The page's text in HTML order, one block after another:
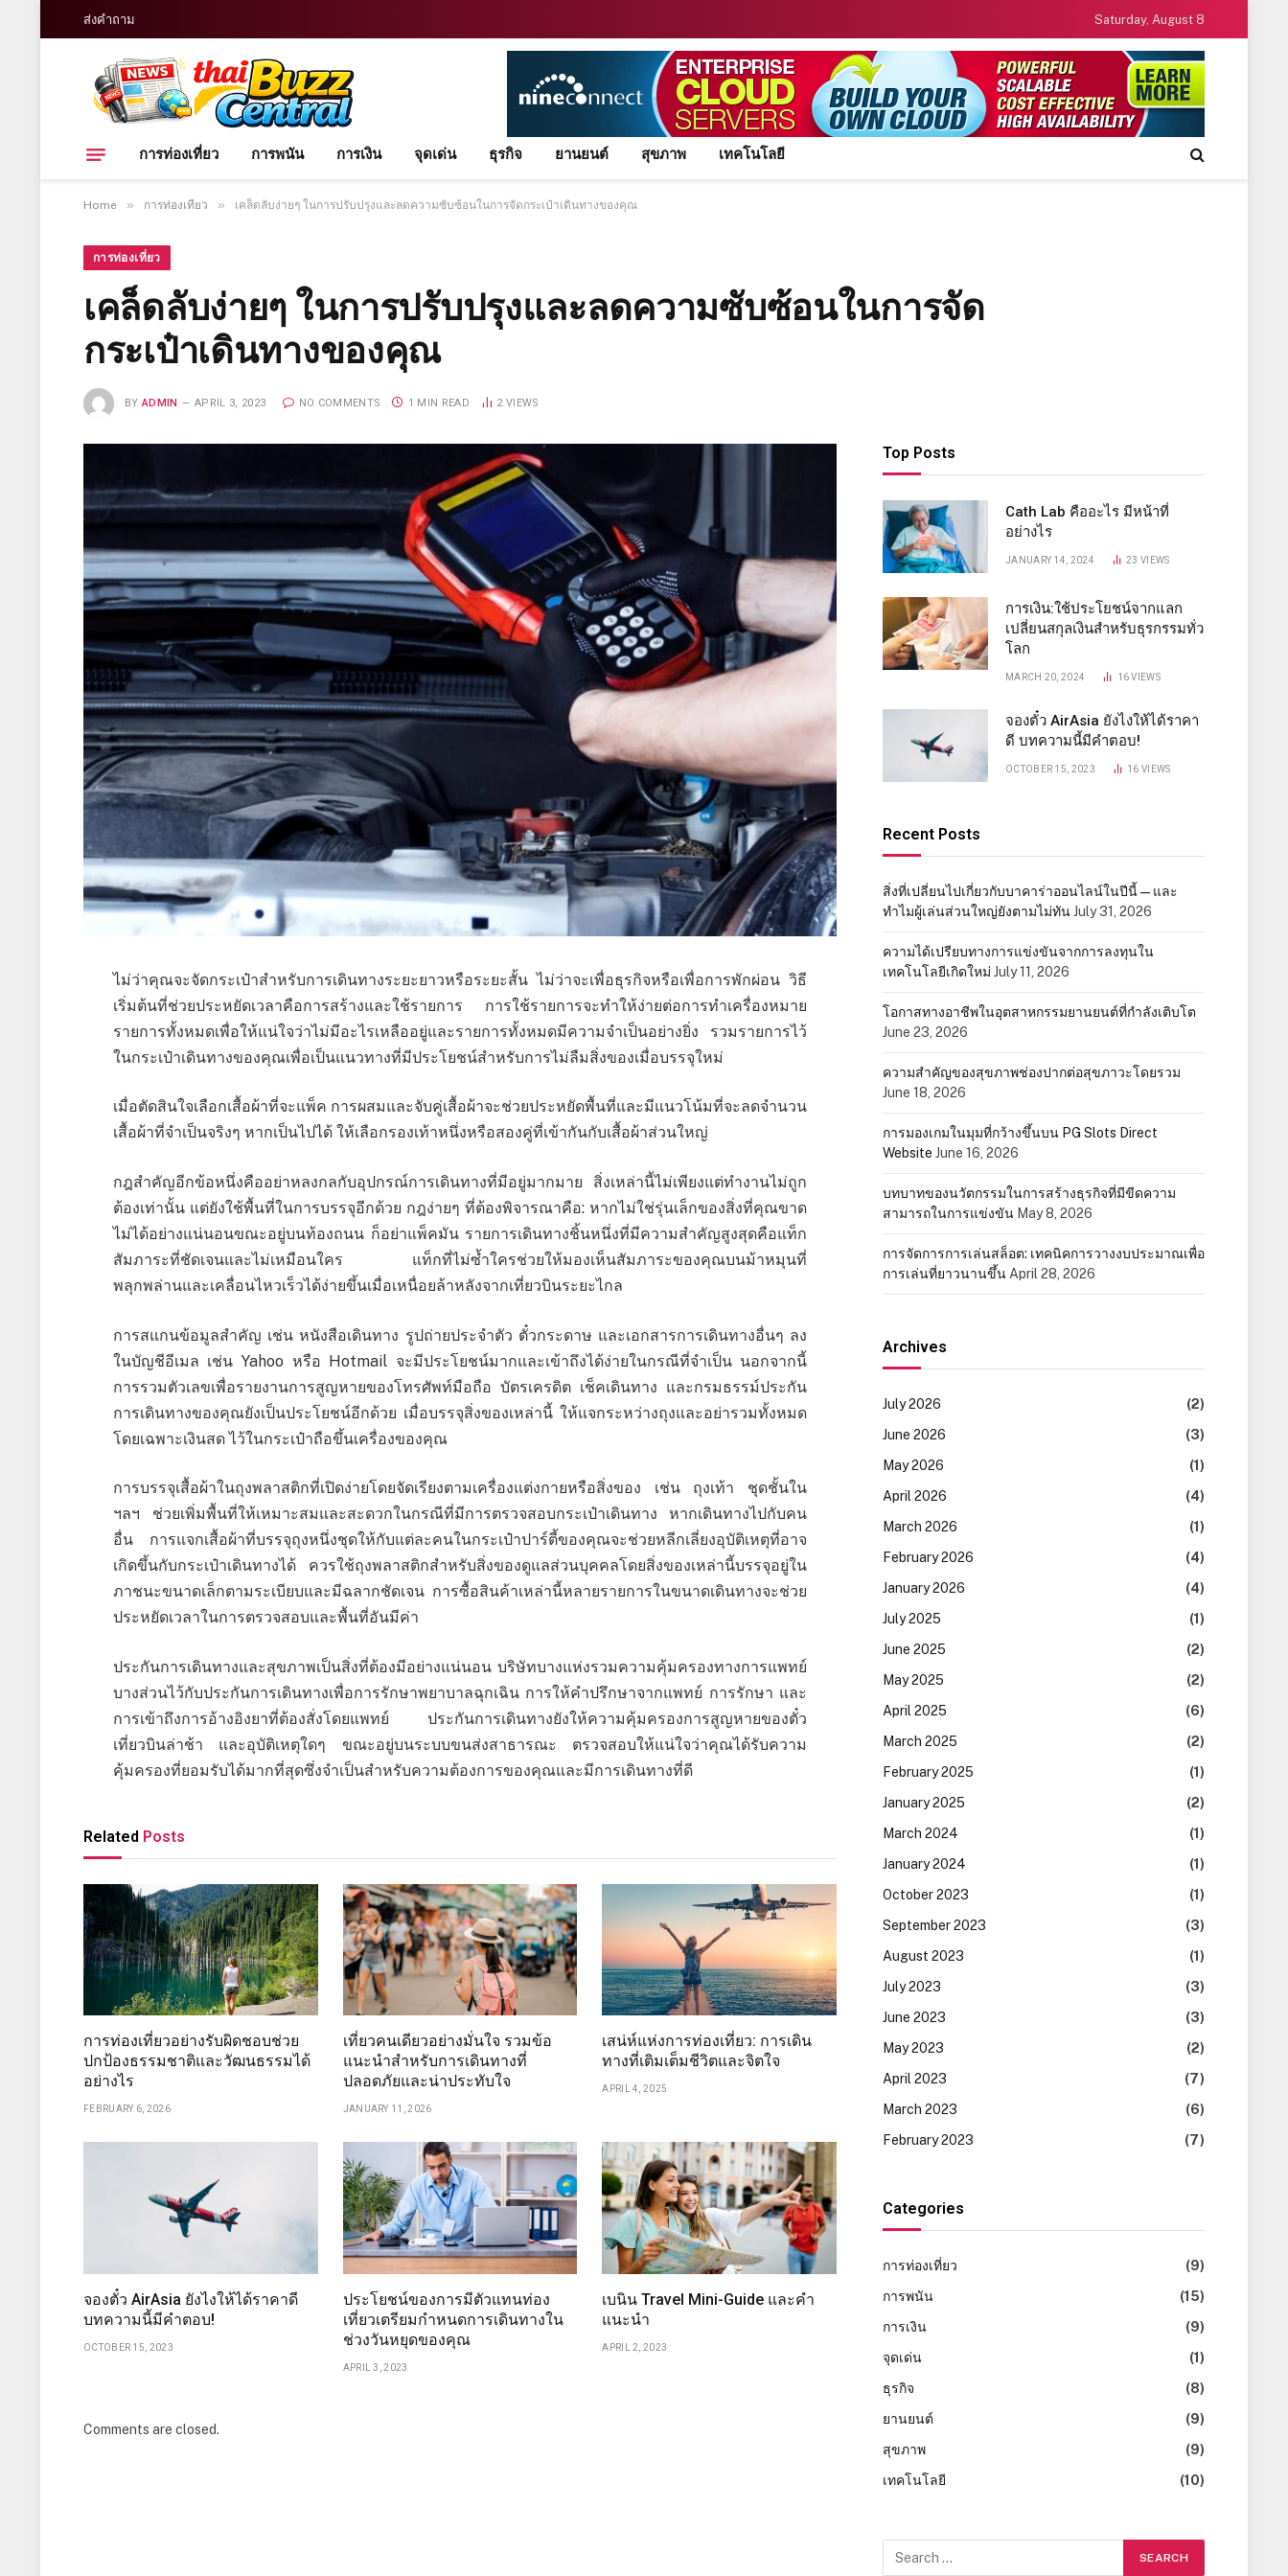
ส่งคำถาม Saturday, August 8
การท่องเที่ยว การพนัน การเงิน จุดเด่น ธุรกิจ ยานยนต์ สุขภาพ เทคโนโลยี
Home » การท่องเที่ยว » เคล็ดลับง่ายๆ ในการปรับปรุงและลดความซับซ้อนในการจัดกระเป๋าเดินทางของคุณ
การท่องเที่ยว
เคล็ดลับง่ายๆ ในการปรับปรุงและลดความซับซ้อนในการจัด
กระเป๋าเดินทางของคุณ
BY ADMIN APRIL 3, 2023 NO COMMENTS 1 MIN READ 2 VIEWS
ไม่ว่าคุณจะจัดกระเป๋าสำหรับการเดินทางระยะยาวหรือระยะสั้น ไม่ว่าจะเพื่อธุรกิจหรือเพื่อการพักผ่อน วิธี
เริ่มต้นที่ช่วยประหยัดเวลาคือการสร้างและใช้รายการ การใช้รายการจะทำให้ง่ายต่อการทำเครื่องหมาย
รายการทั้งหมดเพื่อให้แน่ใจว่าไม่มีอะไรเหลืออยู่และรายการทั้งหมดมีความจำเป็นอย่างยิ่ง รวมรายการไว้
ในกระเป๋าเดินทางของคุณเพื่อเป็นแนวทางที่มีประโยชน์สำหรับการไม่ลืมสิ่งของเมื่อบรรจุใหม่
เมื่อตัดสินใจเลือกเสื้อผ้าที่จะแพ็ค การผสมและจับคู่เสื้อผ้าจะช่วยประหยัดพื้นที่และมีแนวโน้มที่จะลดจำนวน
เสื้อผ้าที่จำเป็นจริงๆ หากเป็นไปได้ ให้เลือกรองเท้าหนึ่งหรือสองคู่ที่เข้ากันกับเสื้อผ้าส่วนใหญ่
กฎสำคัญอีกข้อหนึ่งคืออย่าหลงกลกับอุปกรณ์การเดินทางที่มีอยู่มากมาย สิ่งเหล่านี้ไม่เพียงแต่ทำงานไม่ถูก
ต้องเท่านั้น แต่ยังใช้พื้นที่ในการบรรจุอีกด้วย กฎง่ายๆ ที่ต้องพิจารณาคือ: หากไม่ใช่รุ่นเล็กของสิ่งที่คุณขาด
ไม่ได้อย่างแน่นอนขณะอยู่บนท้องถนน ก็อย่าแพ็คมัน รายการเดินทางชิ้นหนึ่งที่มีความสำคัญสูงสุดคือแท็ก
สัมภาระที่ชัดเจนและไม่เหมือนใคร แท็กที่ไม่ซ้ำใครช่วยให้มองเห็นสัมภาระของคุณบนม้าหมุนที่
พลุกพล่านและเคลื่อนไหวเร็วได้ง่ายขึ้นเมื่อเหนื่อยล้าหลังจากเที่ยวบินระยะไกล
การสแกนข้อมูลสำคัญ เช่น หนังสือเดินทาง รูปถ่ายประจำตัว ตั๋วกระดาษ และเอกสารการเดินทางอื่นๆ ลง
ในบัญชีอีเมล เช่น Yahoo หรือ Hotmail จะมีประโยชน์มากและเข้าถึงได้ง่ายในกรณีที่จำเป็น นอกจากนี้
การรวมตัวเลขเพื่อรายงานการสูญหายของโทรศัพท์มือถือ บัตรเครดิต เช็คเดินทาง และกรมธรรม์ประกัน
การเดินทางของคุณยังเป็นประโยชน์อีกด้วย เมื่อบรรจุสิ่งของเหล่านี้ ให้แจกระหว่างถุงและอย่ารวมทั้งหมด
โดยเฉพาะเงินสด ไว้ในกระเป๋าถือขึ้นเครื่องของคุณ
การบรรจุเสื้อผ้าในถุงพลาสติกที่เปิดง่ายโดยจัดเรียงตามเครื่องแต่งกายหรือสิ่งของ เช่น ถุงเท้า ชุดชั้นใน
ฯลฯ ช่วยเพิ่มพื้นที่ให้เหมาะสมและสะดวกในกรณีที่มีการตรวจสอบกระเป๋าเดินทาง หากเดินทางไปกับคน
อื่น การแจกเสื้อผ้าที่บรรจุถุงหนึ่งชุดให้กับแต่ละคนในกระเป๋าปาร์ตี้ของคุณจะช่วยหลีกเลี่ยงอุบัติเหตุที่อาจ
เกิดขึ้นกับกระเป๋าเดินทางได้ ควรใช้ถุงพลาสติกสำหรับสิ่งของดูแลส่วนบุคคลโดยสิ่งของเหล่านี้บรรจุอยู่ใน
ภาชนะขนาดเล็กตามระเบียบและมีฉลากชัดเจน การซื้อสินค้าเหล่านี้หลายรายการในขนาดเดินทางจะช่วย
ประหยัดเวลาในการตรวจสอบและพื้นที่อันมีค่า
ประกันการเดินทางและสุขภาพเป็นสิ่งที่ต้องมีอย่างแน่นอน บริษัทบางแห่งรวมความคุ้มครองทางการแพทย์
บางส่วนไว้กับประกันการเดินทางเพื่อการรักษาพยาบาลฉุกเฉิน การให้คำปรึกษาจากแพทย์ การรักษา และ
การเข้าถึงการอ้างอิงยาที่ต้องสั่งโดยแพทย์ ประกันการเดินทางยังให้ความคุ้มครองการสูญหายของตั๋ว
เที่ยวบินล่าช้า และอุบัติเหตุใดๆ ขณะอยู่บนระบบขนส่งสาธารณะ ตรวจสอบให้แน่ใจว่าคุณได้รับความ
คุ้มครองที่ยอมรับได้มากที่สุดซึ่งจำเป็นสำหรับความต้องการของคุณและมีการเดินทางที่ดี
Related Posts
การท่องเที่ยวอย่างรับผิดชอบช่วย
ปกป้องธรรมชาติและวัฒนธรรมได้
อย่างไร
FEBRUARY 6, 2026
เที่ยวคนเดียวอย่างมั่นใจ รวมข้อ
แนะนำสำหรับการเดินทางที่
ปลอดภัยและน่าประทับใจ
JANUARY 11, 2026
เสน่ห์แห่งการท่องเที่ยว: การเดิน
ทางที่เติมเต็มชีวิตและจิตใจ
APRIL 4, 2025
จองตั๋ว AirAsia ยังไงให้ได้ราคาดี
บทความนี้มีคำตอบ!
OCTOBER 15, 2023
ประโยชน์ของการมีตัวแทนท่อง
เที่ยวเตรียมกำหนดการเดินทางใน
ช่วงวันหยุดของคุณ
APRIL 3, 2023
เบนิน Travel Mini-Guide และคำ
แนะนำ
APRIL 2, 2023
Comments are closed.
Top Posts
Cath Lab คืออะไร มีหน้าที่
อย่างไร
JANUARY 14, 2024 23VIEWS
การเงิน:ใช้ประโยชน์จากแลก
เปลี่ยนสกุลเงินสำหรับธุรกรรมทั่ว
โลก
MARCH 20, 2024 16VIEWS
จองตั๋ว AirAsia ยังไงให้ได้ราคา
ดี บทความนี้มีคำตอบ!
OCTOBER 15, 2023 16VIEWS
Recent Posts
สิ่งที่เปลี่ยนไปเกี่ยวกับบาคาร่าออนไลน์ในปีนี้ — และ
ทำไมผู้เล่นส่วนใหญ่ยังตามไม่ทันJuly 31, 2026
ความได้เปรียบทางการแข่งขันจากการลงทุนใน
เทคโนโลยีเกิดใหม่ July 11, 2026
โอกาสทางอาชีพในอุตสาหกรรมยานยนต์ที่กำลังเติบโต
June 23, 2026
ความสำคัญของสุขภาพช่องปากต่อสุขภาวะโดยรวม
June 18, 2026
การมองเกมในมุมที่กว้างขึ้นบน PG Slots Direct
Website June 16, 2026
บทบาทของนวัตกรรมในการสร้างธุรกิจที่มีขีดความ
สามารถในการแข่งขัน May 8, 2026
การจัดการการเล่นสล็อต: เทคนิคการวางงบประมาณเพื่อ
การเล่นที่ยาวนานขึ้น April 28, 2026
Archives
July 2026
(2)
June 2026
(3)
May 2026
(1)
April 2026
(4)
March 2026
(1)
February 2026
(4)
January 2026
(4)
July 2025
(1)
June 2025
(2)
May 2025
(2)
April 2025
(6)
March 2025
(2)
February 2025
(1)
January 2025
(2)
March 2024
(1)
January 2024
(1)
October 2023
(1)
September 2023
(3)
August 2023
(1)
July 2023
(3)
June 2023
(3)
May 2023
(2)
April 2023
(7)
March 2023
(6)
February 2023
(7)
Categories
การท่องเที่ยว
(9)
การพนัน
(15)
การเงิน
(9)
จุดเด่น
(1)
ธุรกิจ
(8)
ยานยนต์
(9)
สุขภาพ
(9)
เทคโนโลยี
(10)